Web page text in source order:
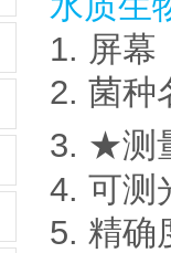
1. 屏幕
2. 菌种
3. ★测
4. 可测
5. 精确